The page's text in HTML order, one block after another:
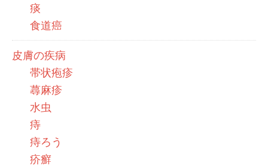
痰
食道癌
皮膚の疾病
帯状疱疹
蕁麻疹
水虫
痔
痔ろう
疥癬